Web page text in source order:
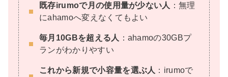
既存irumoで月の使用量が少ない人 ：無理
にahamoへ変えなくてもよい
毎月10GBを超える人 ：ahamoの30GBプ
ランがわかりやすい
これから新規で小容量を選ぶ人 ：irumoで